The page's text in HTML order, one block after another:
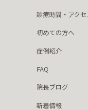
診療時間・アク
初めての方へ
症例紹介
FAQ
院長ブログ
新着情報